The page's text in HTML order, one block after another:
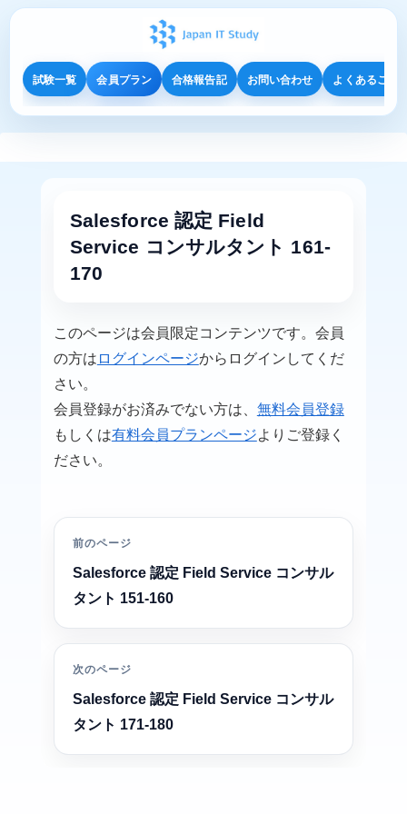
試験一覧 会員プラン 合格報告記 お問い合わせ よくあるご質
Salesforce 認定 Field
Service コンサルタント 161-
170
このページは会員限定コンテンツです。会員
の方は ログインページからログインしてくだ
さい。
会員登録がお済みでない方は、 無料会員登録
もしくは有料会員プランページよりご登録く
ださい。
前のページ
Salesforce 認定 Field Service コンサル
タント 151-160
次のページ
Salesforce 認定 Field Service コンサル
タント 171-180